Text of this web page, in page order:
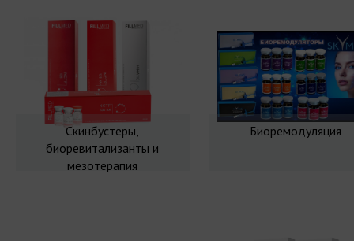
Скинбустеры,
биоревитализанты и
мезотерапия
Биоремодуляция